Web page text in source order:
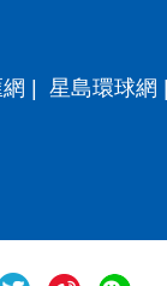
星島環球網